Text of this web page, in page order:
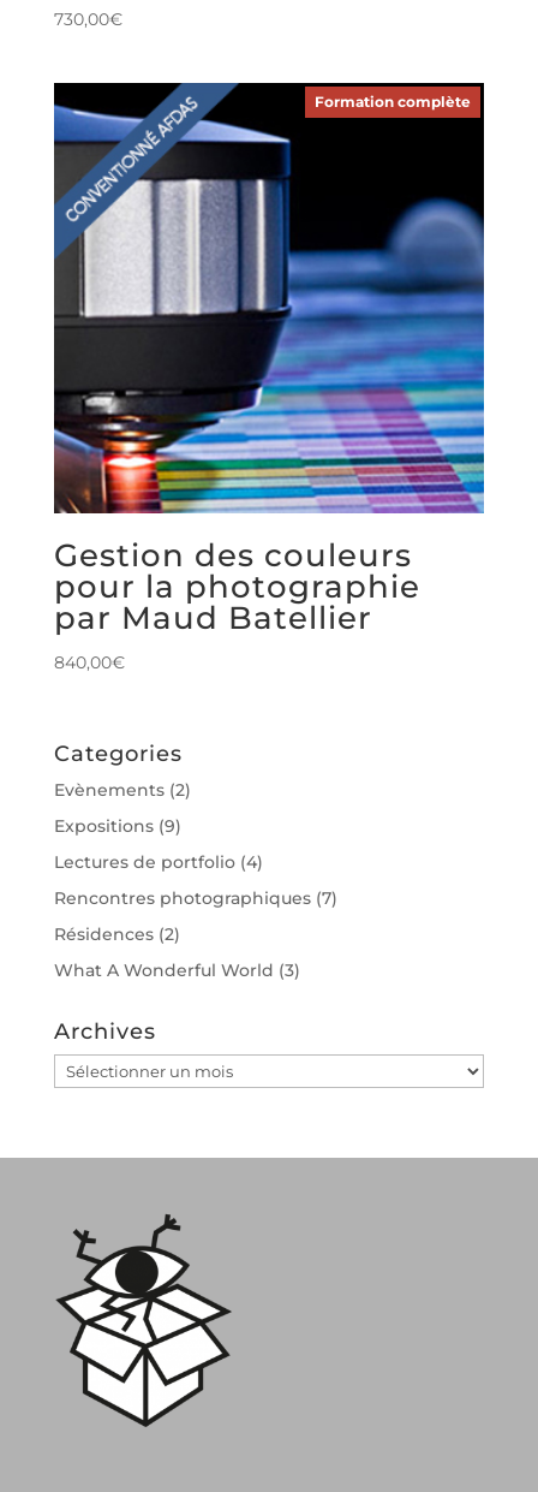
730,00€
Formation complète
Gestion des couleurs
pour la photographie
par Maud Batellier
840,00€
Categories
Evènements(2)
Expositions(9)
Lectures de portfolio(4)
Rencontres photographiques(7)
Résidences(2)
What A Wonderful World (3)
Archives
Archives